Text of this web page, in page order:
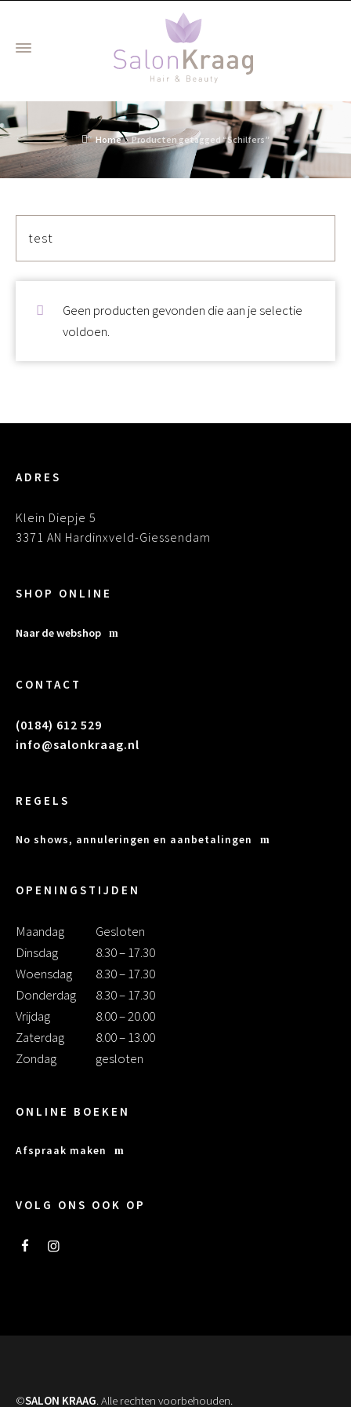
Home Producten getagged “Schilfers”
Geen producten gevonden die aan je selectie
voldoen.
test
ADRES
Klein Diepje 5
3371 AN Hardinxveld-Giessendam
SHOP ONLINE
Naar de webshop
CONTACT
(0184) 612 529
info@salonkraag.nl
REGELS
No shows, annuleringen en aanbetalingen
OPENINGSTIJDEN
Maandag
Gesloten
Dinsdag
8.30 – 17.30
Woensdag
8.30 – 17.30
Donderdag
8.30 – 17.30
Vrijdag
8.00 – 20.00
Zaterdag
8.00 – 13.00
Zondag
gesloten
ONLINE BOEKEN
Afspraak maken
VOLG ONS OOK OP
©SALON KRAAG. Alle rechten voorbehouden.